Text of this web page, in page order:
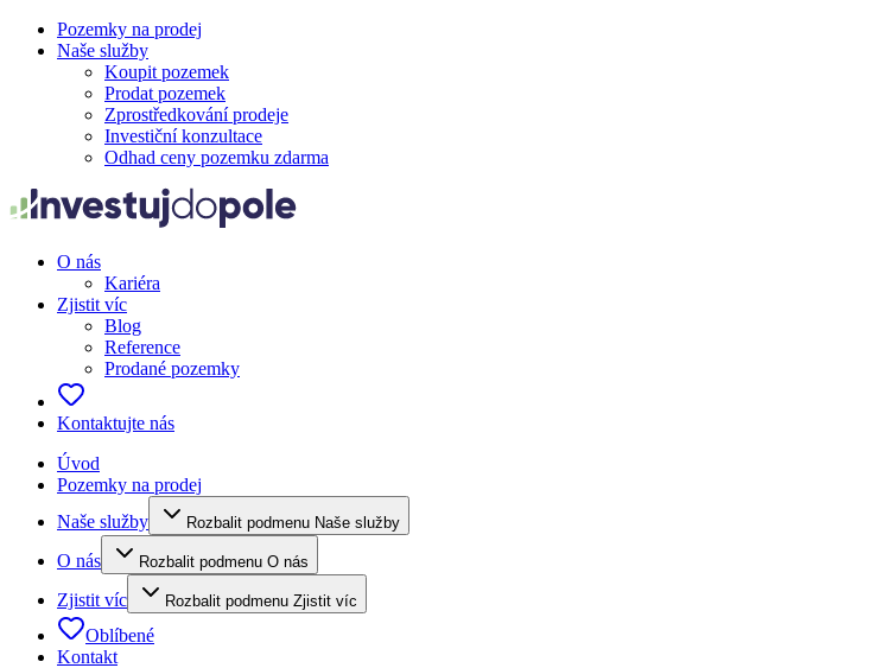
Pozemky na prodej
Naše služby
Koupit pozemek
Prodat pozemek
Zprostředkování prodeje
Investiční konzultace
Odhad ceny pozemku zdarma
O nás
Kariéra
Zjistit víc
Blog
Reference
Prodané pozemky
Kontaktujte nás
Úvod
Pozemky na prodej
Naše služby
Rozbalit podmenu Naše služby
O nás Rozbalit podmenu O nás
Zjistit víc Rozbalit podmenu Zjistit víc
Oblíbené
Kontakt